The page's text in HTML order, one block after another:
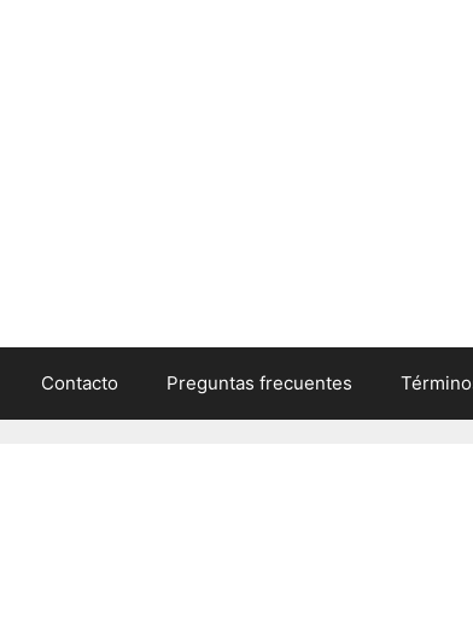
Contacto Preguntas frecuentes